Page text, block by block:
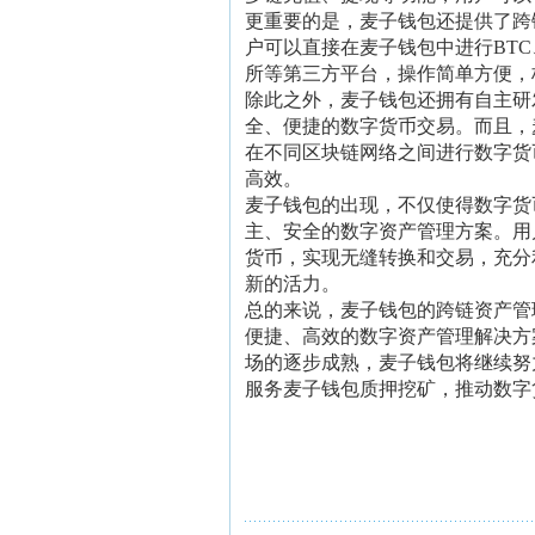
更重要的是，麦子钱包还提供了
户可以直接在麦子钱包中进行
所等第三方平台，操作简单方便
除此之外，麦子钱包还拥有自主
全、便捷的数字货币交易。而且
在不同区块链网络之间进行数字
高效。
麦子钱包的出现，不仅使得数字
主、安全的数字资产管理方案。
货币，实现无缝转换和交易，充
新的活力。
总的来说，麦子钱包的跨链资产
便捷、高效的数字资产管理解决
场的逐步成熟，麦子钱包将继续
服务麦子钱包质押挖矿，推动数